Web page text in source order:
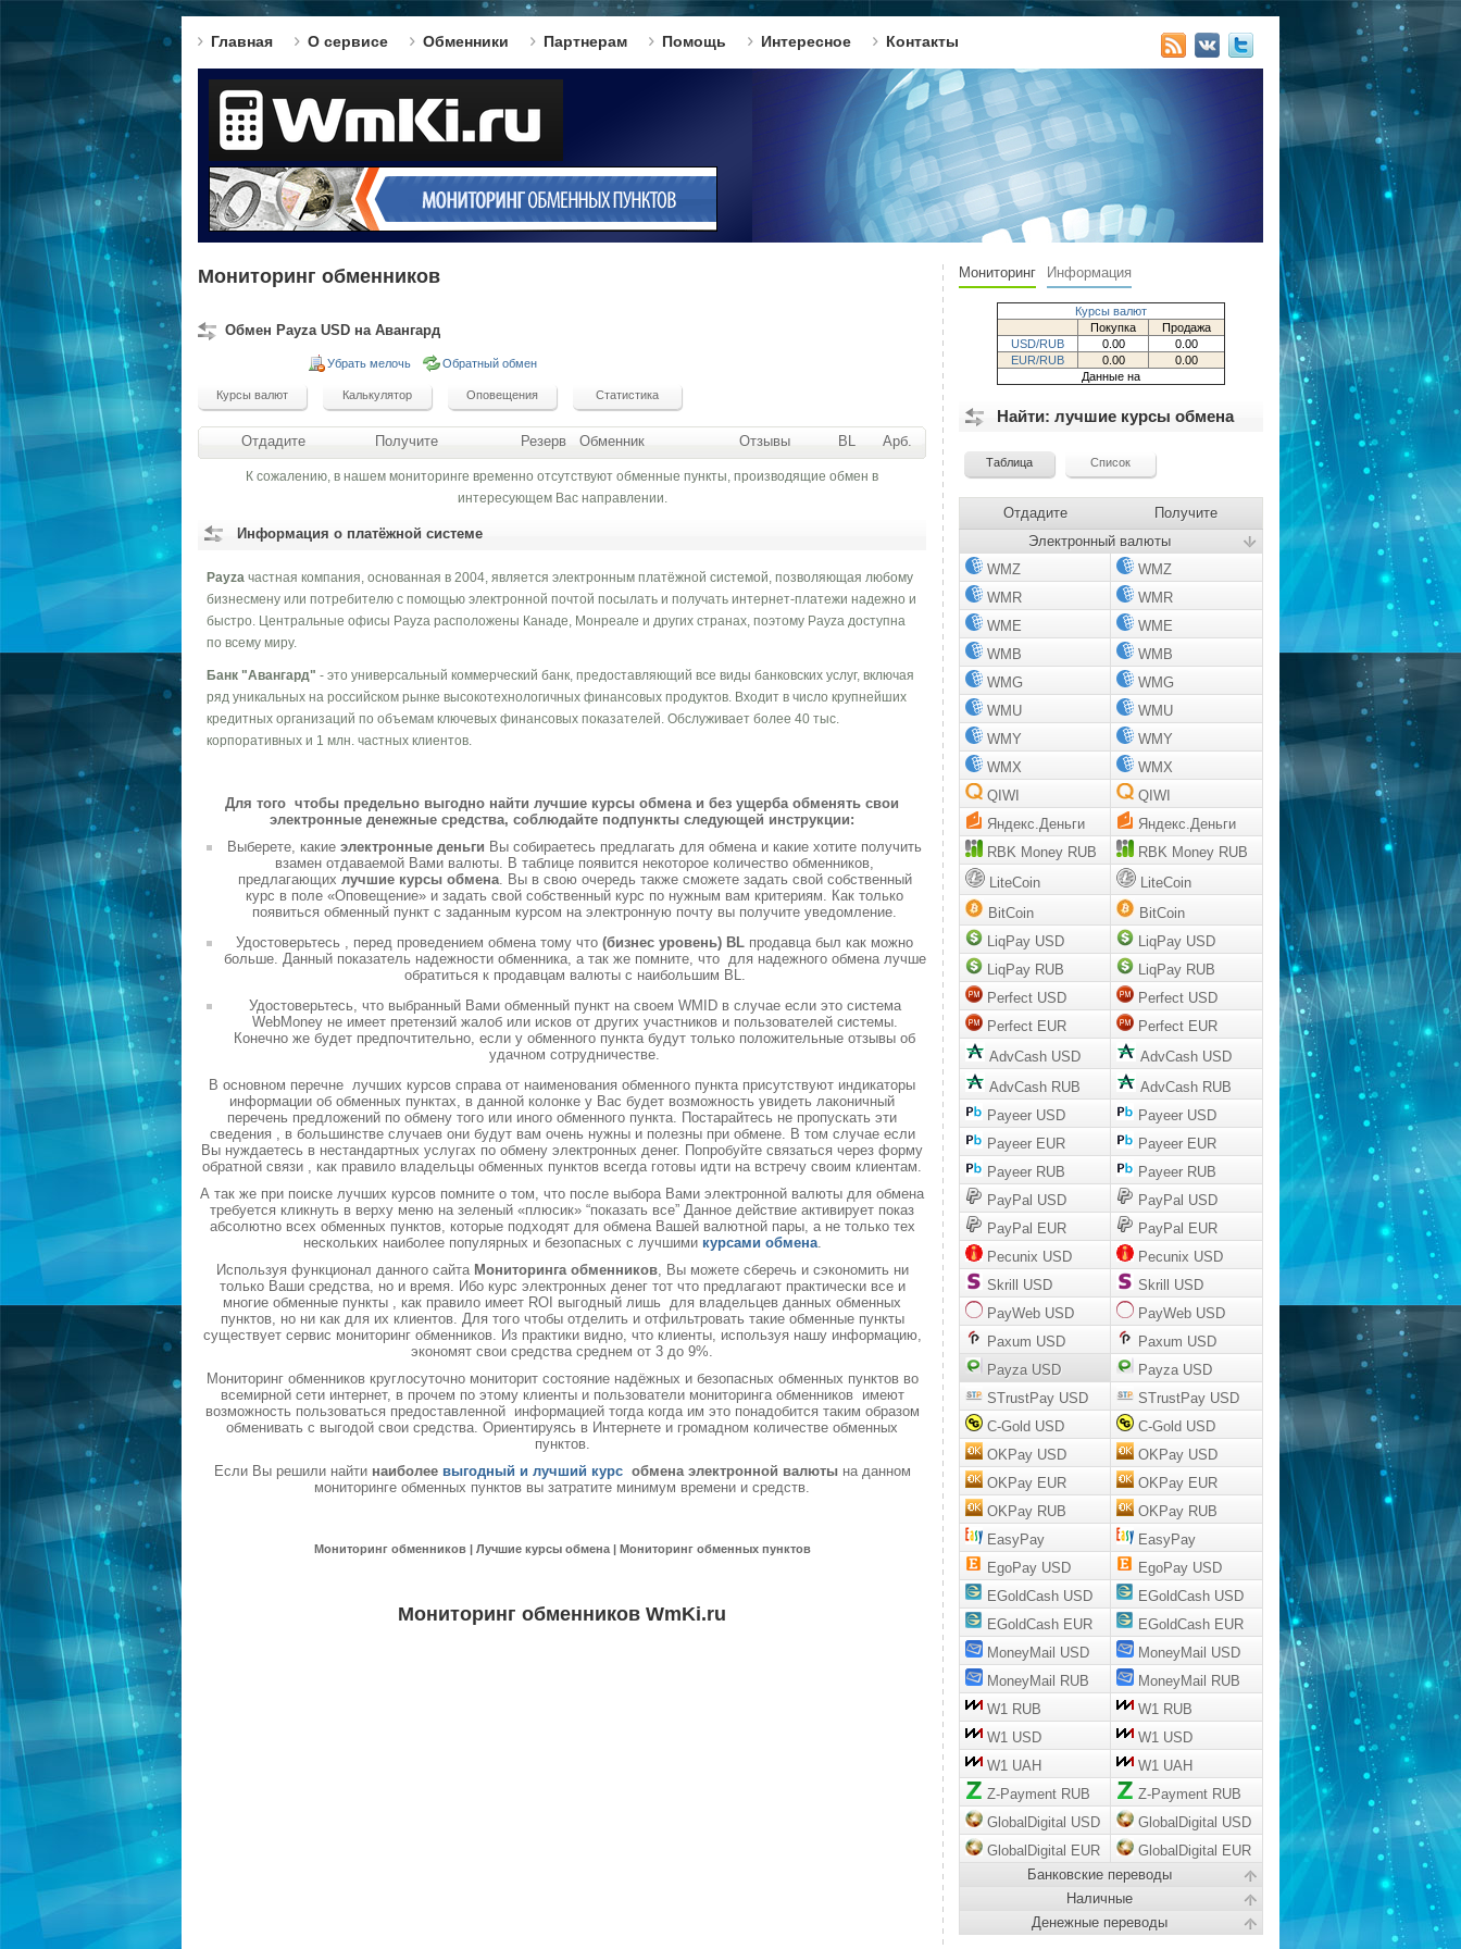
Главная О сервисе Обменники Партнерам Помощь Интересное Контакты
Мониторинг обменников
Обмен Payza USD на Авангард
Убрать мелочь Обратный обмен
Отдадите Получите Резерв Обменник Отзывы BL Арб.
К сожалению, в нашем мониторинге временно отсутствуют обменные пункты, производящие обмен в
интересующем Вас направлении.
Информация о платёжной системе
Payza частная компания, основанная в 2004, является электронным платёжной системой, позволяющая любому
бизнесмену или потребителю с помощью электронной почтой посылать и получать интернет-платежи надежно и
быстро. Центральные офисы Payza расположены Канаде, Монреале и других странах, поэтому Payza доступна
по всему миру.
Банк "Авангард" - это универсальный коммерческий банк, предоставляющий все виды банковских услуг, включая
ряд уникальных на российском рынке высокотехнологичных финансовых продуктов. Входит в число крупнейших
кредитных организаций по объемам ключевых финансовых показателей. Обслуживает более 40 тыс.
корпоративных и 1 млн. частных клиентов.
Для того чтобы предельно выгодно найти лучшие курсы обмена и без ущерба обменять свои
электронные денежные средства, соблюдайте подпункты следующей инструкции:
Выберете, какие электронные деньги Вы собираетесь предлагать для обмена и какие хотите получить
взамен отдаваемой Вами валюты. В таблице появится некоторое количество обменников,
предлагающих лучшие курсы обмена. Вы в свою очередь также сможете задать свой собственный
курс в поле «Оповещение» и задать свой собственный курс по нужным вам критериям. Как только
появиться обменный пункт с заданным курсом на электронную почту вы получите уведомление.
Удостоверьтесь , перед проведением обмена тому что (бизнес уровень) BL продавца был как можно
больше. Данный показатель надежности обменника, а так же помните, что для надежного обмена лучше
обратиться к продавцам валюты с наибольшим BL.
Удостоверьтесь, что выбранный Вами обменный пункт на своем WMID в случае если это система
WebMoney не имеет претензий жалоб или исков от других участников и пользователей системы.
Конечно же будет предпочтительно, если у обменного пункта будут только положительные отзывы об
удачном сотрудничестве.
В основном перечне лучших курсов справа от наименования обменного пункта присутствуют индикаторы
информации об обменных пунктах, в данной колонке у Вас будет возможность увидеть лаконичный
перечень предложений по обмену того или иного обменного пункта. Постарайтесь не пропускать эти
сведения , в большинстве случаев они будут вам очень нужны и полезны при обмене. В том случае если
Вы нуждаетесь в нестандартных услугах по обмену электронных денег. Попробуйте связаться через форму
обратной связи , как правило владельцы обменных пунктов всегда готовы идти на встречу своим клиентам.
А так же при поиске лучших курсов помните о том, что после выбора Вами электронной валюты для обмена
требуется кликнуть в верху меню на зеленый «плюсик» “показать все” Данное действие активирует показ
абсолютно всех обменных пунктов, которые подходят для обмена Вашей валютной пары, а не только тех
нескольких наиболее популярных и безопасных с лучшими курсами обмена.
Используя функционал данного сайта Мониторинга обменников, Вы можете сберечь и сэкономить ни
только Ваши средства, но и время. Ибо курс электронных денег тот что предлагают практически все и
многие обменные пункты , как правило имеет ROI выгодный лишь для владельцев данных обменных
пунктов, но ни как для их клиентов. Для того чтобы отделить и отфильтровать такие обменные пункты
существует сервис мониторинг обменников. Из практики видно, что клиенты, используя нашу информацию,
экономят свои средства среднем от 3 до 9%.
Мониторинг обменников круглосуточно мониторит состояние надёжных и безопасных обменных пунктов во
всемирной сети интернет, в прочем по этому клиенты и пользователи мониторинга обменников имеют
возможность пользоваться предоставленной информацией тогда когда им это понадобится таким образом
обменивать с выгодой свои средства. Ориентируясь в Интернете и громадном количестве обменных
пунктов.
Если Вы решили найти наиболее выгодный и лучший курс обмена электронной валюты на данном
мониторинге обменных пунктов вы затратите минимум времени и средств.
Мониторинг обменников | Лучшие курсы обмена | Мониторинг обменных пунктов
Мониторинг обменников WmKi.ru
Мониторинг Информация
Курсы валют
Покупка
Продажа
USD/RUB
0.00
0.00
EUR/RUB
0.00
0.00
Данные на
Найти: лучшие курсы обмена
Отдадите
Получите
Электронный валюты
WMZ
WMZ
WMR
WMR
WME
WME
WMB
WMB
WMG
WMG
WMU
WMU
WMY
WMY
WMX
WMX
QIWI
QIWI
Яндекс.Деньги
Яндекс.Деньги
RBK Money RUB
RBK Money RUB
LiteCoin
LiteCoin
BitCoin
BitCoin
LiqPay USD
LiqPay USD
LiqPay RUB
LiqPay RUB
Perfect USD
Perfect USD
Perfect EUR
Perfect EUR
AdvCash USD
AdvCash USD
AdvCash RUB
AdvCash RUB
Payeer USD
Payeer USD
Payeer EUR
Payeer EUR
Payeer RUB
Payeer RUB
PayPal USD
PayPal USD
PayPal EUR
PayPal EUR
Pecunix USD
Pecunix USD
Skrill USD
Skrill USD
PayWeb USD
PayWeb USD
Paxum USD
Paxum USD
Payza USD
Payza USD
STrustPay USD
STrustPay USD
C-Gold USD
C-Gold USD
OKPay USD
OKPay USD
OKPay EUR
OKPay EUR
OKPay RUB
OKPay RUB
EasyPay
EasyPay
EgoPay USD
EgoPay USD
EGoldCash USD
EGoldCash USD
EGoldCash EUR
EGoldCash EUR
MoneyMail USD
MoneyMail USD
MoneyMail RUB
MoneyMail RUB
W1 RUB
W1 RUB
W1 USD
W1 USD
W1 UAH
W1 UAH
Z-Payment RUB
Z-Payment RUB
GlobalDigital USD
GlobalDigital USD
GlobalDigital EUR
GlobalDigital EUR
Банковские переводы
Наличные
Денежные переводы